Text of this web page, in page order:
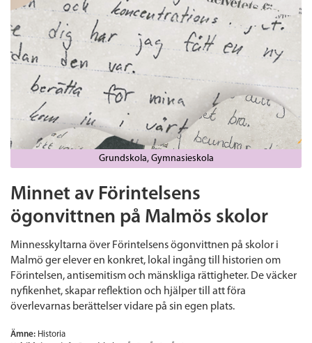
Grundskola Gymnasieskola
Minnet av Förintelsens
ögonvittnen på Malmös skolor
Minnesskyltarna över Förintelsens ögonvittnen på skolor i
Malmö ger elever en konkret, lokal ingång till historien om
Förintelsen, antisemitism och mänskliga rättigheter. De väcker
nyfikenhet, skapar reflektion och hjälper till att föra
överlevarnas berättelser vidare på sin egen plats.
Ämne: Historia